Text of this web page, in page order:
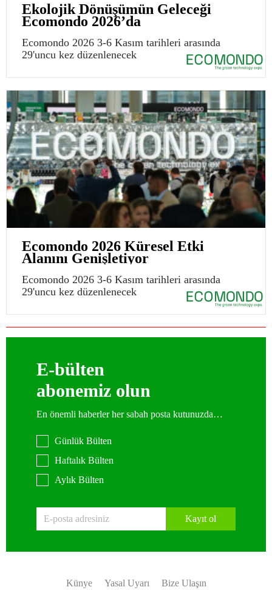
Ekolojik Dönüşümün Geleceği
Ecomondo 2026’da
Ecomondo 2026 3-6 Kasım tarihleri arasında
29'uncu kez düzenlenecek
Ecomondo 2026 Küresel Etki
Alanını Genişletiyor
Ecomondo 2026 3-6 Kasım tarihleri arasında
29'uncu kez düzenlenecek
E-bülten
abonemiz olun
En önemli haberler her sabah posta kutunuzda…
Günlük Bülten
Haftalık Bülten
Aylık Bülten
Kayıt ol
Künye Yasal Uyarı Bize Ulaşın